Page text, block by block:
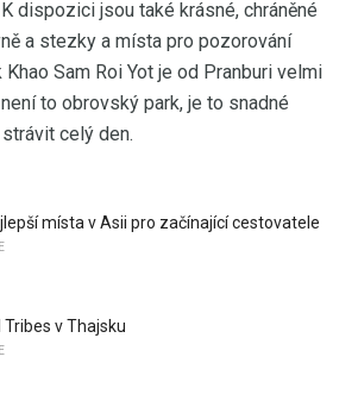
dispozici jsou také krásné, chráněné
a stezky a místa pro pozorování
Sam Roi Yot je od Pranburi velmi
to obrovský park, je to snadné
celý den.
místa v Asii pro začínající cestovatele
Tribes v Thajsku